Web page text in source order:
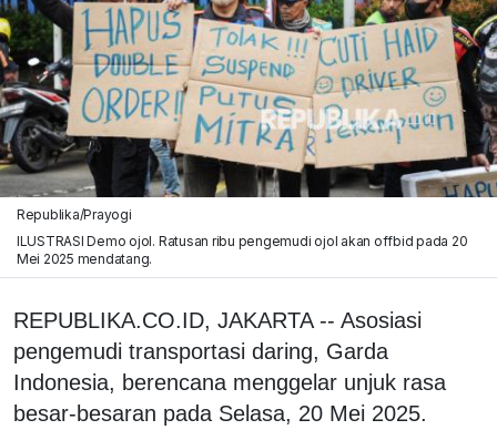
Republika/Prayogi
ILUSTRASI Demo ojol. Ratusan ribu pengemudi ojol akan offbid pada 20
Mei 2025 mendatang.
REPUBLIKA.CO.ID, JAKARTA -- Asosiasi
pengemudi transportasi daring, Garda
Indonesia, berencana menggelar unjuk rasa
besar-besaran pada Selasa, 20 Mei 2025.